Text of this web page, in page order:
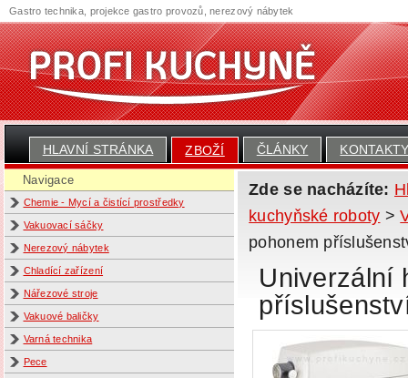
HLAVNÍ STRÁNKA ZBOŽÍ ČLÁNKY
Navigace
Chemie - Mycí a čistící prostředky
Vakuovací sáčky
Nerezový nábytek
Chladící zařízení
Nářezové stroje
Vakuové baličky
Varná technika
Pece
Zde se nacházíte:
kuchyňské roboty >
pohonem
Univerzální
Gastro technika, projekce gastro provozů, nerezový nábytek